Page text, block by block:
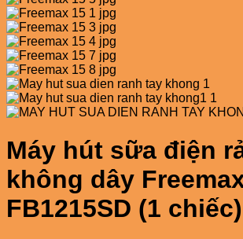
Máy hút sữa điện
không dây
FB1215SD (1 chiếc)